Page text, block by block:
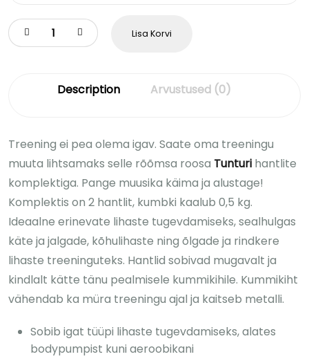
Lisa Korvi
Description Arvustused (0)
Treening ei pea olema igav. Saate oma treeningu
muuta lihtsamaks selle rõõmsa roosa Tunturi hantlite
komplektiga. Pange muusika käima ja alustage!
Komplektis on 2 hantlit, kumbki kaalub 0,5 kg.
Ideaalne erinevate lihaste tugevdamiseks, sealhulgas
käte ja jalgade, kõhulihaste ning õlgade ja rindkere
lihaste treeninguteks. Hantlid sobivad mugavalt ja
kindlalt kätte tänu pealmisele kummikihile. Kummikiht
vähendab ka müra treeningu ajal ja kaitseb metalli.
Sobib igat tüüpi lihaste tugevdamiseks, alates
bodypumpist kuni aeroobikani